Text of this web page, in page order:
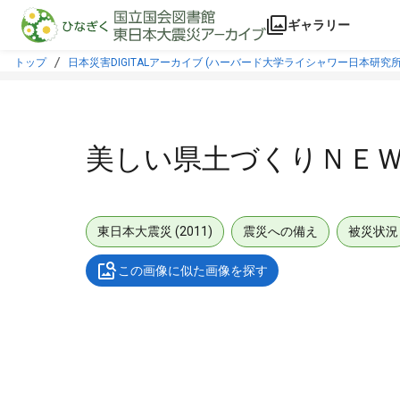
本文に飛ぶ
ギャラリー
トップ 日本災害DIGITALアーカイブ (ハーバード大学ライシャワー日本研究
美しい県土づくりＮＥ
東日本大震災 (2011) 震災への備え 被災状況
この画像に似た画像を探す